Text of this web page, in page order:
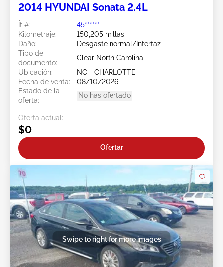
2014 HYUNDAI Sonata 2.4L
Ít #:
45******
Kilometraje:
150,205 millas
Daño:
Desgaste normal/Interfaz
Tipo de
documento:
Clear North Carolina
Ubicación:
NC - CHARLOTTE
Fecha de venta:
08/10/2026
Estado de la
oferta:
No has ofertado
Oferta actual:
$0
Ofertar
Swipe to right for more images